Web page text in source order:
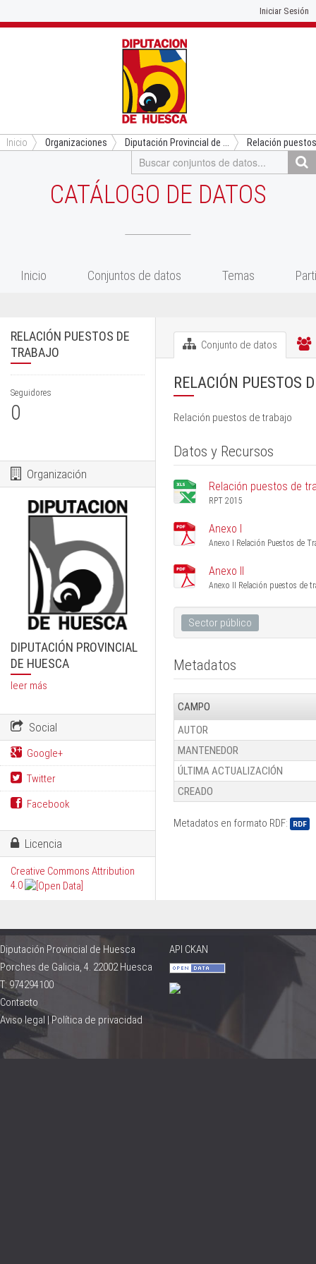
Inicio Organizaciones Diputación Provincial de ... Relación
Iniciar Sesión
CATÁLOGO DE DATOS
Inicio Conjuntos de datos Temas
Conjunto de datos
RELACIÓN PUESTOS
Relación puestos de trabajo
Datos y Recursos
Relación puestos de
RPT 2015
Anexo I
Anexo I Relación Puestos de
Anexo II
Anexo II Relación puestos de
Sector público
Metadatos
CAMPO
AUTOR
MANTENEDOR
ÚLTIMA ACTUALIZACIÓN
CREADO
Metadatos en formato RDF: RDF
RELACIÓN PUESTOS DE
TRABAJO
Seguidores
0
Organización
DIPUTACIÓN PROVINCIAL
DE HUESCA
leer más
Social
Google+
Twitter
Facebook
Licencia
Creative Commons Attribution
4.0
Diputación Provincial de Huesca
Porches de Galicia, 4. 22002 Huesca
T: 974294100
Contacto
Aviso legal |Política de privacidad
API CKAN